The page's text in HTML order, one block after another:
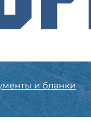
и бланки